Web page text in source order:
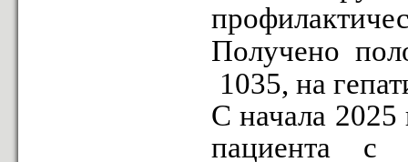
Получено
1035, на
С начала 2025
пациента